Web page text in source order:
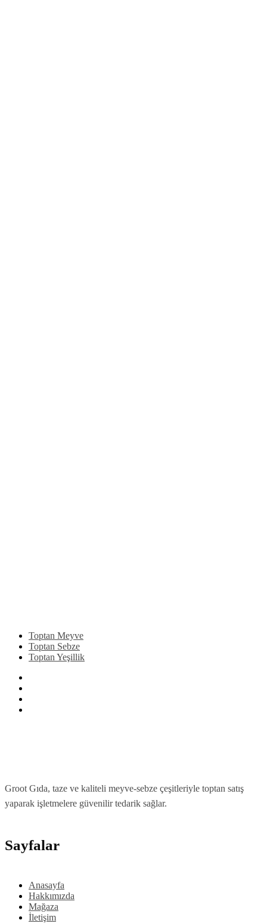
Toptan Meyve
Toptan Sebze
Toptan Yeşillik
Groot Gıda, taze ve kaliteli meyve-sebze çeşitleriyle toptan satış
yaparak işletmelere güvenilir tedarik sağlar.
Sayfalar
Anasayfa
Hakkımızda
Mağaza
İletişim